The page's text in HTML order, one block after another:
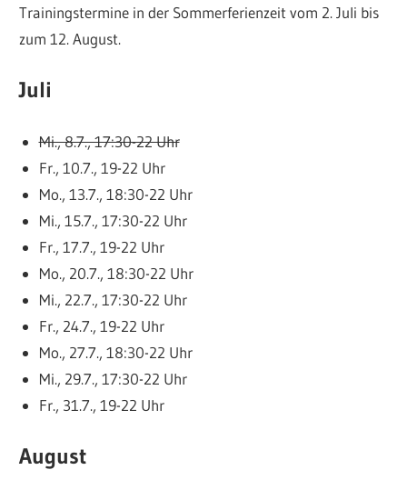
Trainingstermine in der Sommerferienzeit vom 2. Juli bis
zum 12. August.
Juli
Mi., 8.7., 17:30-22 Uhr
Fr., 10.7., 19-22 Uhr
Mo., 13.7., 18:30-22 Uhr
Mi., 15.7., 17:30-22 Uhr
Fr., 17.7., 19-22 Uhr
Mo., 20.7., 18:30-22 Uhr
Mi., 22.7., 17:30-22 Uhr
Fr., 24.7., 19-22 Uhr
Mo., 27.7., 18:30-22 Uhr
Mi., 29.7., 17:30-22 Uhr
Fr., 31.7., 19-22 Uhr
August